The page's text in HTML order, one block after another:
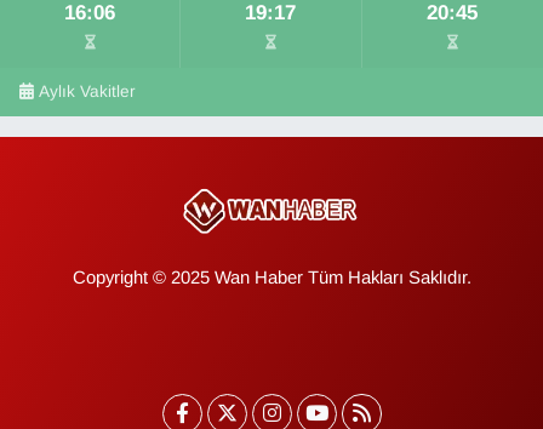
16:06 19:17 20:45
Aylık Vakitler
Copyright © 2025 Wan Haber Tüm Hakları Saklıdır.